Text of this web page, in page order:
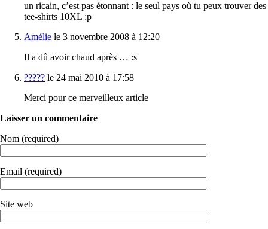
un ricain, c’est pas étonnant : le seul pays où tu peux trouver des
tee-shirts 10XL :p
Amélie le 3 novembre 2008 à 12:20
Il a dû avoir chaud après … :s
????? le 24 mai 2010 à 17:58
Merci pour ce merveilleux article
Laisser un commentaire
Nom (required)
Email (required)
Site web